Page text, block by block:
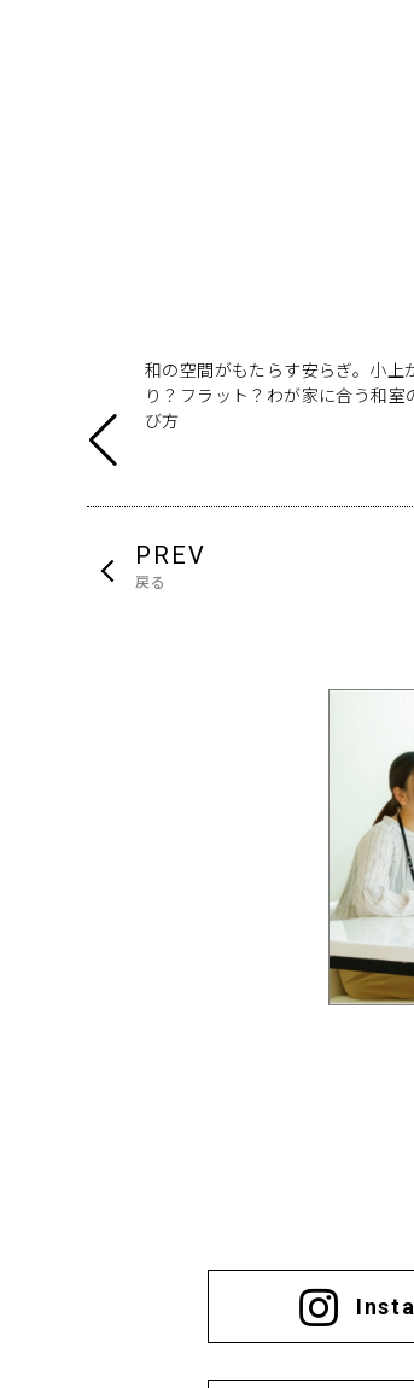
和の空間がもたらす安らぎ。小上
り？フラット？わが家に合う和室
び方
PREV
戻る